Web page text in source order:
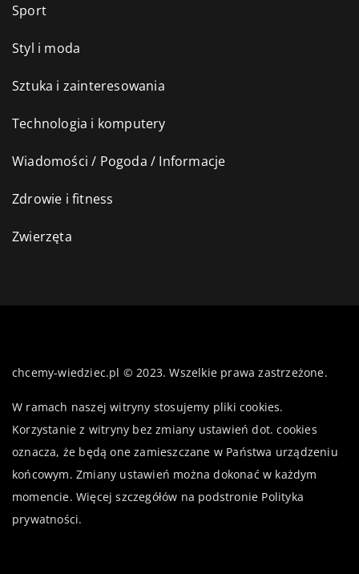
Sport
Styl i moda
Sztuka i zainteresowania
Technologia i komputery
Wiadomości / Pogoda / Informacje
Zdrowie i fitness
Zwierzęta
chcemy-wiedziec.pl © 2023. Wszelkie prawa zastrzeżone.
W ramach naszej witryny stosujemy pliki cookies.
Korzystanie z witryny bez zmiany ustawień dot. cookies
oznacza, że będą one zamieszczane w Państwa urządzeniu
końcowym. Zmiany ustawień można dokonać w każdym
momencie. Więcej szczegółów na podstronie Polityka
prywatności.